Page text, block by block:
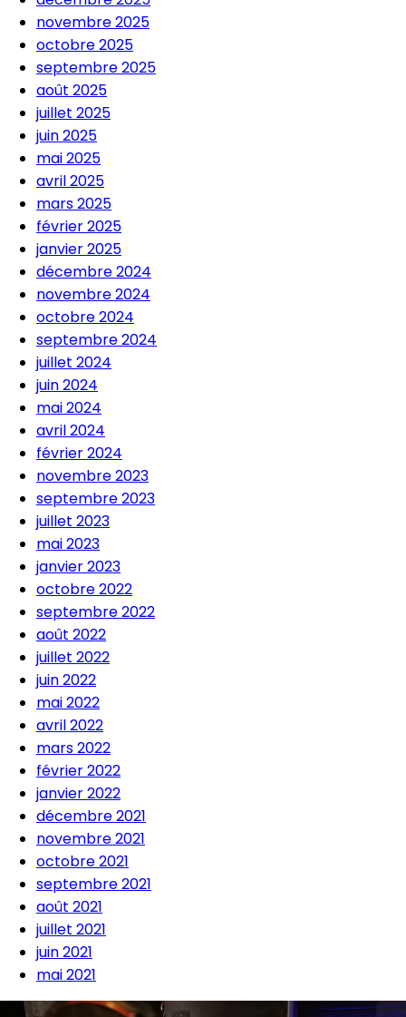
novembre 2025
octobre 2025
septembre 2025
août 2025
juillet 2025
juin 2025
mai 2025
avril 2025
mars 2025
février 2025
janvier 2025
décembre 2024
novembre 2024
octobre 2024
septembre 2024
juillet 2024
juin 2024
mai 2024
avril 2024
février 2024
novembre 2023
septembre 2023
juillet 2023
mai 2023
janvier 2023
octobre 2022
septembre 2022
août 2022
juillet 2022
juin 2022
mai 2022
avril 2022
mars 2022
février 2022
janvier 2022
décembre 2021
novembre 2021
octobre 2021
septembre 2021
août 2021
juillet 2021
juin 2021
mai 2021